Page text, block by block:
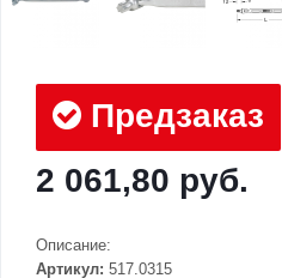
Предзаказ
2 061,80 руб.
Описание:
Артикул: 517.0315